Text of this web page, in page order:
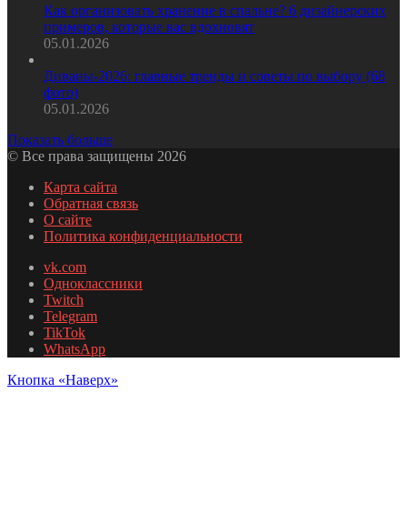
Как организовать хранение в спальне? 6 дизайнерских
примеров, которые вас вдохновят
05.01.2026
Диваны-2026: главные тренды и советы по выбору (68
фото)
05.01.2026
Показать больше
© Все права защищены 2026
Карта сайта
Обратная связь
О сайте
Политика конфиденциальности
vk.com
Одноклассники
Twitch
Telegram
TikTok
WhatsApp
Кнопка «Наверх»